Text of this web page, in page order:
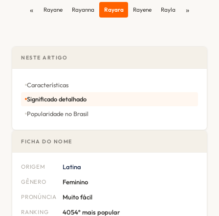
« Rayane Rayanna Rayara Rayene Rayla »
NESTE ARTIGO
Características
Significado detalhado
Popularidade no Brasil
FICHA DO NOME
ORIGEM Latina
GÊNERO Feminino
PRONÚNCIA Muito fácil
RANKING 4054º mais popular